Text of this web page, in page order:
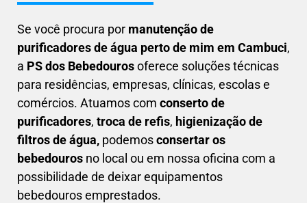
Se você procura por manutenção de
purificadores de água perto de mim em Cambuci,
a PS dos Bebedourosoferece soluções técnicas
para residências, empresas, clínicas, escolas e
comércios. Atuamos com conserto de
purificadores, troca de refis, higienização de
filtros de água, podemosconsertar os
bebedouros no local ou em nossa oficina com a
possibilidade de deixar equipamentos
bebedouros emprestados.